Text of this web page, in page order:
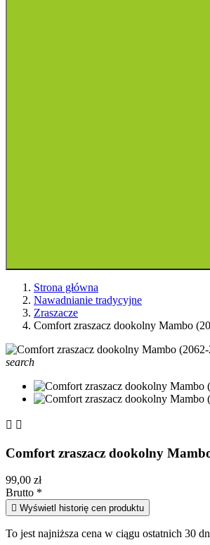
Strona główna
Nawadnianie tradycyjne
Zraszacze
Comfort zraszacz dookolny Mambo
search
 
Comfort zraszacz dookolny
99,00 zł
Brutto *
 Wyświetl historię cen produktu
To jest najniższa cena w ciągu ostatnich 30